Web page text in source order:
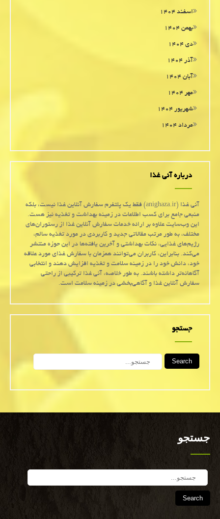
اسفند ۱۴۰۴
بهمن ۱۴۰۴
دی ۱۴۰۴
آذر ۱۴۰۴
آبان ۱۴۰۴
مهر ۱۴۰۴
شهریور ۱۴۰۴
مرداد ۱۴۰۴
درباره آنی غذا
آنی غذا (anighaza.ir) فقط یک پلتفرم سفارش آنلاین غذا نیست، بلکه
منبعی جامع برای کسب اطلاعات در زمینه بهداشت و تغذیه نیز هست.
این وب‌سایت علاوه بر ارائه خدمات سفارش آنلاین غذا از رستوران‌های
مختلف، به طور مرتب مقالاتی جدید و کاربردی در مورد تغذیه سالم،
رژیم‌های غذایی، نکات بهداشتی و آخرین یافته‌ها در این حوزه منتشر
می‌کند. بنابراین، کاربران می‌توانند همزمان با سفارش غذای مورد علاقه
خود، دانش خود را در زمینه سلامت و تغذیه افزایش دهند و انتخابی
آگاهانه‌تر داشته باشند. به طور خلاصه، آنی غذا ترکیبی از راحتی
سفارش آنلاین غذا و آگاهی‌بخشی در زمینه سلامت است.
جستجو
Search
جستجو